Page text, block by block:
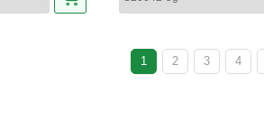
1 2 3 4